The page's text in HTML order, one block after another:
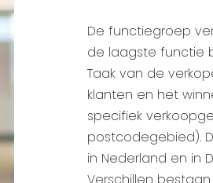
De functiegroep
de laagste functie
Taak van de
klanten en het
specifiek
postcodegebied).
in Nederland en in